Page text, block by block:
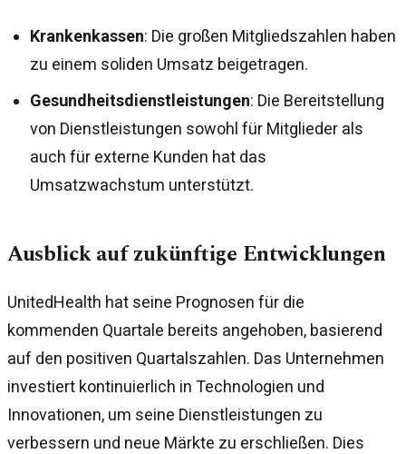
Krankenkassen: Die großen Mitgliedszahlen haben
zu einem soliden Umsatz beigetragen.
Gesundheitsdienstleistungen: Die Bereitstellung
von Dienstleistungen sowohl für Mitglieder als
auch für externe Kunden hat das
Umsatzwachstum unterstützt.
Ausblick auf zukünftige Entwicklungen
UnitedHealth hat seine Prognosen für die
kommenden Quartale bereits angehoben, basierend
auf den positiven Quartalszahlen. Das Unternehmen
investiert kontinuierlich in Technologien und
Innovationen, um seine Dienstleistungen zu
verbessern und neue Märkte zu erschließen. Dies